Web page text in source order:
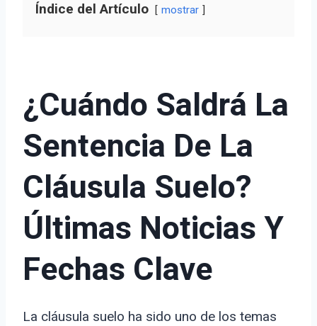
Índice del Artículo mostrar
¿Cuándo Saldrá La
Sentencia De La
Cláusula Suelo?
Últimas Noticias Y
Fechas Clave
La cláusula suelo ha sido uno de los temas